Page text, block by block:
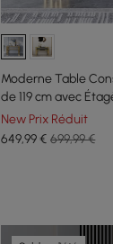
Moderne Table
de 119 cm avec
Dorés
New Prix Réduit
649,99€ 699,99 €